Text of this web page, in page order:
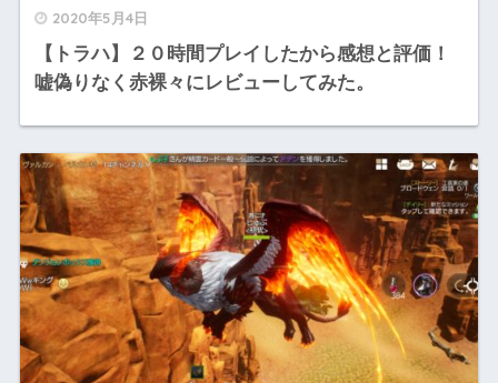
2020年5月4日
【トラハ】２０時間プレイしたから感想と評価！
嘘偽りなく赤裸々にレビューしてみた。